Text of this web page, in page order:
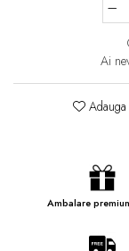
Ai
Ambalare